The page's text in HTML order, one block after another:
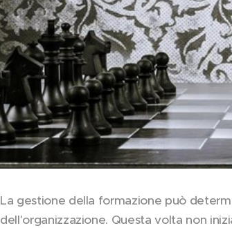
La gestione della formazione può
dell'organizzazione. Questa volta non